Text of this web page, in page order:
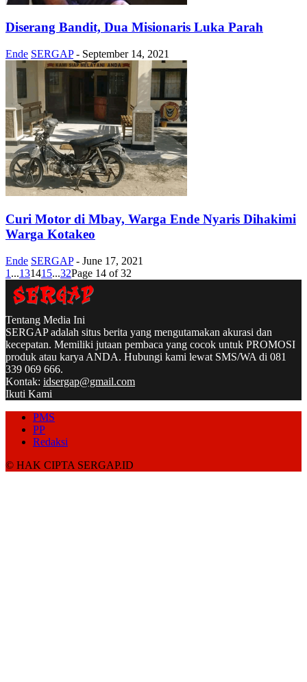
Diserang Bandit, Dua Misionaris Luka Parah
Ende SERGAP - September 14, 2021
Curi Motor di Mbay, Warga Ende Nyaris Dihakimi
Warga Kotakeo
Ende SERGAP - June 17, 2021
1 ...131415...32Page 14 of 32
Tentang Media Ini
SERGAP adalah situs berita yang mengutamakan akurasi dan
kecepatan. Memiliki jutaan pembaca yang cocok untuk PROMOSI
produk atau karya ANDA. Hubungi kami lewat SMS/WA di 081
339 069 666.
Kontak: idsergap@gmail.com
Ikuti Kami
PMS
PP
Redaksi
© HAK CIPTA SERGAP.ID